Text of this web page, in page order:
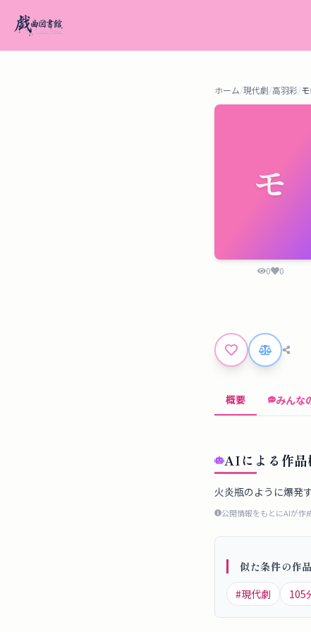
ホーム/現代劇/高羽彩/
モ
0 0
概要 みんな
AIによる作品
火炎瓶のように爆発
公開情報をもとにAIが作
似た条件の作
#現代劇 105